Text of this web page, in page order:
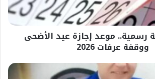
موعد إجازة عيد الأضحى
ووقفة عرفات 2026